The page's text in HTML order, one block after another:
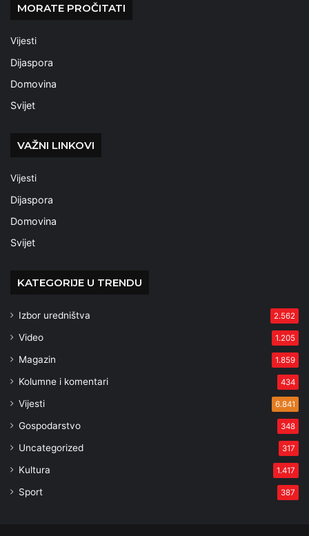
MORATE PROČITATI
Vijesti
Dijaspora
Domovina
Svijet
VAŽNI LINKOVI
Vijesti
Dijaspora
Domovina
Svijet
KATEGORIJE U TRENDU
Izbor uredništva 2.562
Video 1.205
Magazin 1.859
Kolumne i komentari 434
Vijesti 6.841
Gospodarstvo 348
Uncategorized 317
Kultura 1.417
Sport 387